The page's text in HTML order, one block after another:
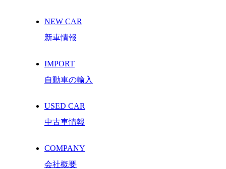
NEW CAR
新車情報
IMPORT
自動車の輸入
USED CAR
中古車情報
COMPANY
会社概要